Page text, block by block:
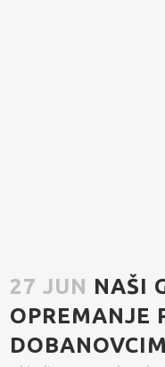
27 JUN NAŠI
OPREMANJE